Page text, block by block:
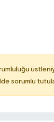
sorumlu